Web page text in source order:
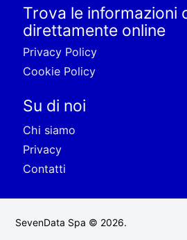
Trova le informazioni
direttamente online
Privacy Policy
Cookie Policy
Su di noi
Chi siamo
Privacy
Contatti
SevenData Spa © 2026.